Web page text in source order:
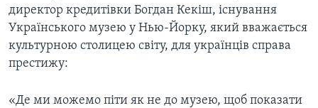
директор кредитівки Богдан Кекіш, існування
Українського музею у Нью-Йорку, який вважається
культурною столицею світу, для українців справа
престижу:
«Де ми можемо піти як не до музею, щоб показати